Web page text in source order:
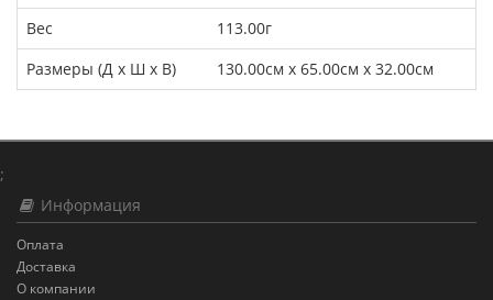
Вес
113.00г
Размеры (Д х Ш х В)
130.00см x 65.00см x 32.00см
;
Информация
Оплата
Доставка
О компании